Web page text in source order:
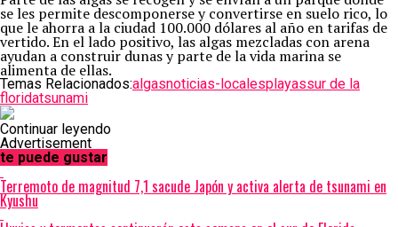
se les permite descomponerse y convertirse en suelo rico, lo
que le ahorra a la ciudad 100.000 dólares al año en tarifas de
vertido. En el lado positivo, las algas mezcladas con arena
ayudan a construir dunas y parte de la vida marina se
alimenta de ellas.
Temas Relacionados:algasnoticias-localesplayassur de la
floridatsunami
Continuar leyendo
Advertisement
te puede gustar
Terremoto de magnitud 7,1 sacude Japón y activa alerta de tsunami en
Kyushu